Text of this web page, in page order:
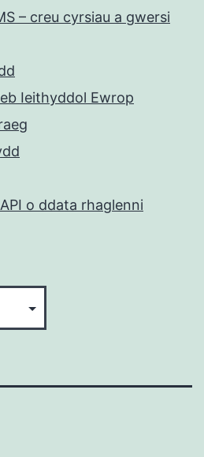
– creu cyrsiau a gwersi
Ieithyddol Ewrop
o ddata rhaglenni